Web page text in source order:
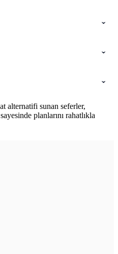
alternatifi sunan seferler,
planlarını rahatlıkla